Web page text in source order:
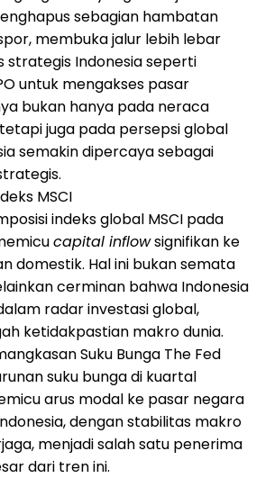
sebagian hambatan
membuka jalur lebih lebar
strategis Indonesia seperti
untuk mengakses pasar
bukan hanya pada neraca
juga pada persepsi global
semakin dipercaya sebagai
MSCI
indeks global MSCI pada
capital inflowsignifikan ke
domestik. Hal ini bukan semata
cerminan bahwa Indonesia
radar investasi global,
ketidakpastian makro dunia.
Suku Bunga The Fed
suku bunga di kuartal
arus modal ke pasar negara
dengan stabilitas makro
menjadi salah satu penerima
dari tren ini.